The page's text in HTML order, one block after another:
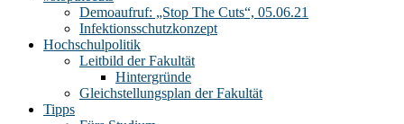
Demoaufruf: „Stop The Cuts“, 05.06.21
Infektionsschutzkonzept
Hochschulpolitik
Leitbild der Fakultät
Hintergründe
Gleichstellungsplan der Fakultät
Tipps